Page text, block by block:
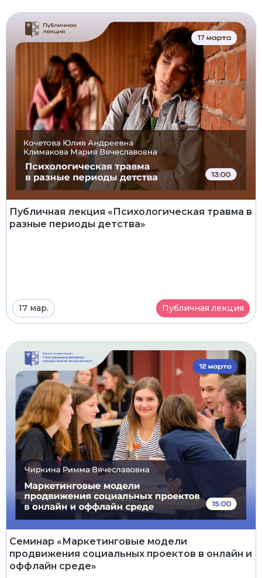
Публичная лекция «Психологическая травма в
разные периоды детства»
17 мар. Публичная лекция
Семинар «Маркетинговые модели
продвижения социальных проектов в онлайн и
оффлайн среде»